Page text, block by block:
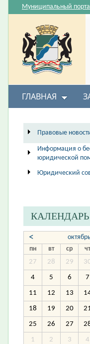
Муниципальный
ГЛАВНАЯ
Правовые
Информация о
юридической
Юридический
<
пн вт ср чт
27
28 29
4 5 6 7
11 12 13
18 19 20
25 26 27
1 2 3 4